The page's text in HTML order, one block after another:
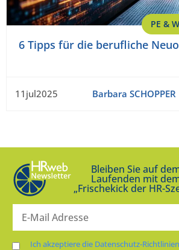
PE &
6 Tipps für die berufliche
11jul2025 Barbara SCHOPPER
Bleiben Sie auf
Laufenden mit
„Frischekick der HR-
Ich akzeptiere die Datenschutz-